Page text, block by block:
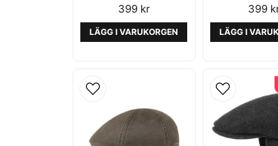
399 kr
LÄGG I VARUKORGEN
399
LÄGG I